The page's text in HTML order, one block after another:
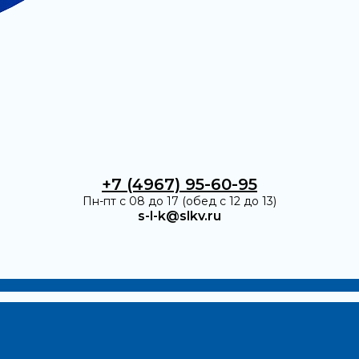
+7 (4967) 95-60-95
Пн-пт с 08 до 17 (обед с 12 до 13)
s-l-k@slkv.ru